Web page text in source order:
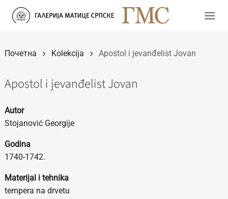
Прескочи
Почетна Kolekcija Apostol i jevanđelist Jovan
Apostol i jevanđelist Jovan
Autor
Stojanović Georgije
Godina
1740-1742.
Materijal i tehnika
tempera na drvetu